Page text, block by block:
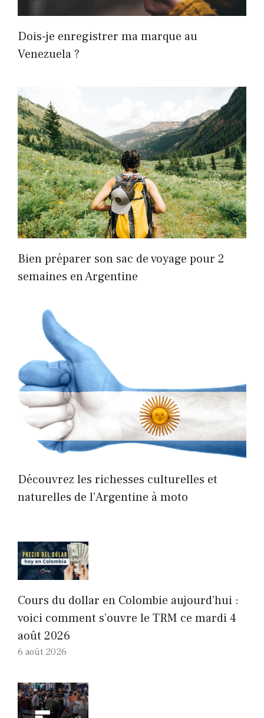
Dois-je enregistrer ma marque au
Venezuela ?
Bien préparer son sac de voyage pour 2
semaines en Argentine
Découvrez les richesses culturelles et
naturelles de l’Argentine à moto
Cours du dollar en Colombie aujourd’hui :
voici comment s’ouvre le TRM ce mardi 4
août 2026
6 août 2026